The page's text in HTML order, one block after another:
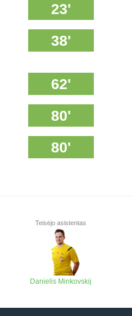
23'
38'
62'
80'
80'
Teisėjo asistentas
Danielis Minkovskij